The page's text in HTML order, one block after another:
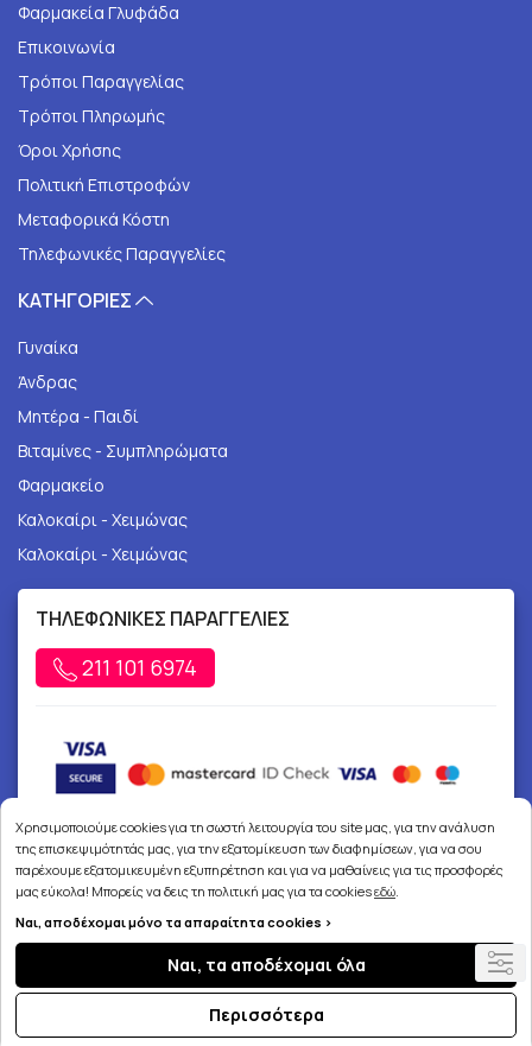
Φαρμακεία Γλυφάδα
Επικοινωνία
Τρόποι Παραγγελίας
Τρόποι Πληρωμής
Όροι Χρήσης
Πολιτική Επιστροφών
Μεταφορικά Κόστη
Τηλεφωνικές Παραγγελίες
ΚΑΤΗΓΟΡΙΕΣ
Γυναίκα
Άνδρας
Μητέρα - Παιδί
Βιταμίνες - Συμπληρώματα
Φαρμακείο
Καλοκαίρι - Χειμώνας
Καλοκαίρι - Χειμώνας
ΤΗΛΕΦΩΝΙΚΕΣ ΠΑΡΑΓΓΕΛΙΕΣ
211 101 6974
Copyright © 2026joypharmacy.gr
Χρησιμοποιούμε cookies για τη σωστή λειτουργία του site μας, για την ανάλυση
της επισκεψιμότητάς μας, για την εξατομίκευση των διαφημίσεων, για να σου
παρέχουμε εξατομικευμένη εξυπηρέτηση και για να μαθαίνεις για τις προσφορές
μας εύκολα! Μπορείς να δεις τη πολιτική μας για τα cookiesεδώ.
Ναι, αποδέχομαι μόνο τα απαραίτητα cookies >
Ναι, τα αποδέχομαι όλα
Περισσότερα